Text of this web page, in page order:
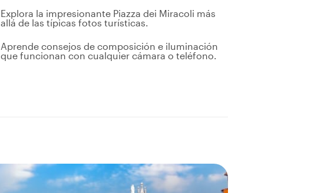
Explora la impresionante Piazza dei Miracoli más
allá de las típicas fotos turísticas.
Aprende consejos de composición e iluminación
que funcionan con cualquier cámara o teléfono.